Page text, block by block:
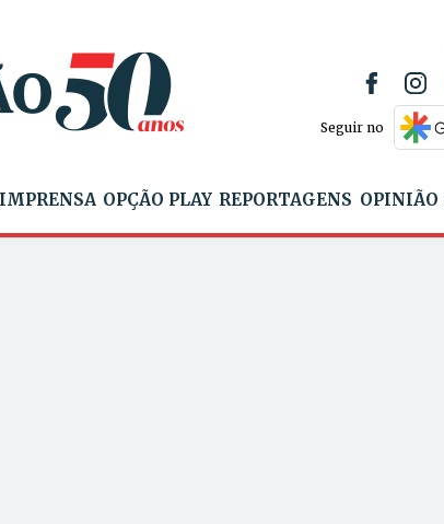
Seguir no
IMPRENSA OPÇÃO PLAY REPORTAGENS OPINIÃO